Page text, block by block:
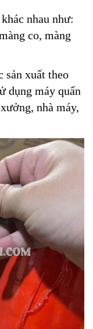
nhau như:
co, màng
sản xuất theo
dụng máy quấn
nhà máy,